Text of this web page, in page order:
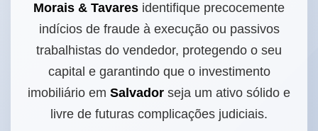
Morais & Tavares identifique precocemente
indícios de fraude à execução ou passivos
trabalhistas do vendedor, protegendo o seu
capital e garantindo que o investimento
imobiliário em Salvador seja um ativo sólido e
livre de futuras complicações judiciais.